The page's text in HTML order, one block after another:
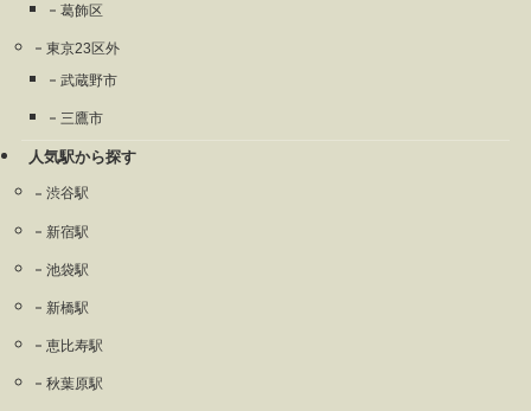
葛飾区
東京23区外
武蔵野市
三鷹市
人気駅から探す
渋谷駅
新宿駅
池袋駅
新橋駅
恵比寿駅
秋葉原駅